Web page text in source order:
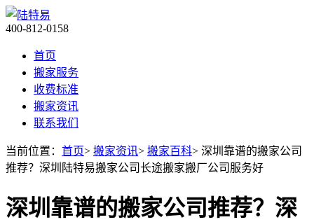
400-812-0158
首页
搬家服务
收费标准
搬家资讯
联系我们
当前位置： 首页> 搬家资讯> 搬家百科> 深圳靠谱的搬家公司
推荐？深圳陆特易搬家公司长途搬家搬厂公司服务好
深圳靠谱的搬家公司推荐？深